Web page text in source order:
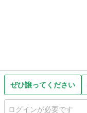
ぜひ譲ってください